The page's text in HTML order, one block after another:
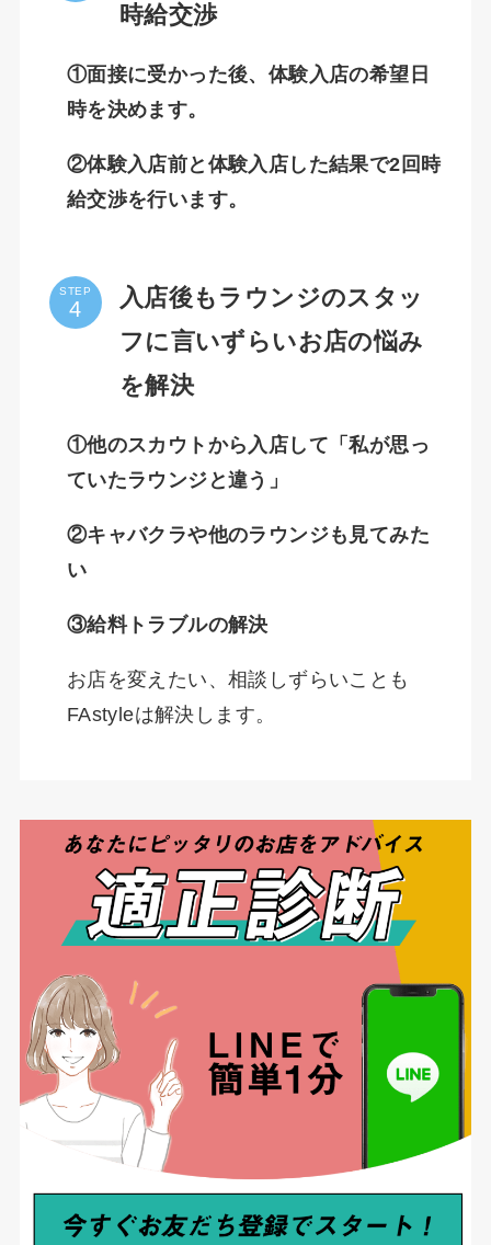
時給交渉
①面接に受かった後、体験入店の希望日
時を決めます。
②体験入店前と体験入店した結果で2回時
給交渉を行います。
STEP
入店後もラウンジのスタッ
フに言いずらいお店の悩み
を解決
①他のスカウトから入店して「私が思っ
ていたラウンジと違う」
②キャバクラや他のラウンジも見てみた
い
③給料トラブルの解決
お店を変えたい、相談しずらいことも
FAstyleは解決します。